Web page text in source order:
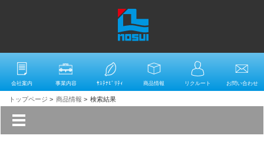
会社案内 事業内容 ｻｽﾃﾅﾋﾞﾘﾃｨ 商品情報 リクルート お問い合わせ
トップページ > 商品情報 > 検索結果